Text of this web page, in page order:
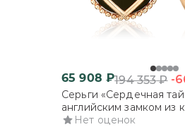
65 908 ₽194 353₽ -
Серьги «Сердечная
английским замком из
с ониксом
Нет оценок